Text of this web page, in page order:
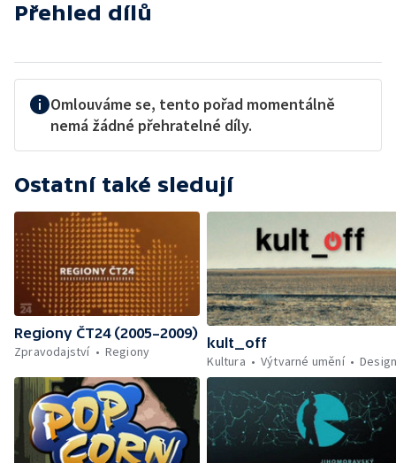
Přehled dílů
Omlouváme se, tento pořad momentálně
nemá žádné přehratelné díly.
Ostatní také sledují
Regiony ČT24 (2005–2009)
Zpravodajství
Regiony
kult_off
Kultura
Výtvarné umění